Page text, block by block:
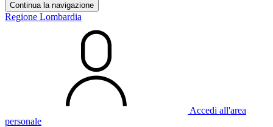
Continua la navigazione
Regione Lombardia
Accedi all'area
personale